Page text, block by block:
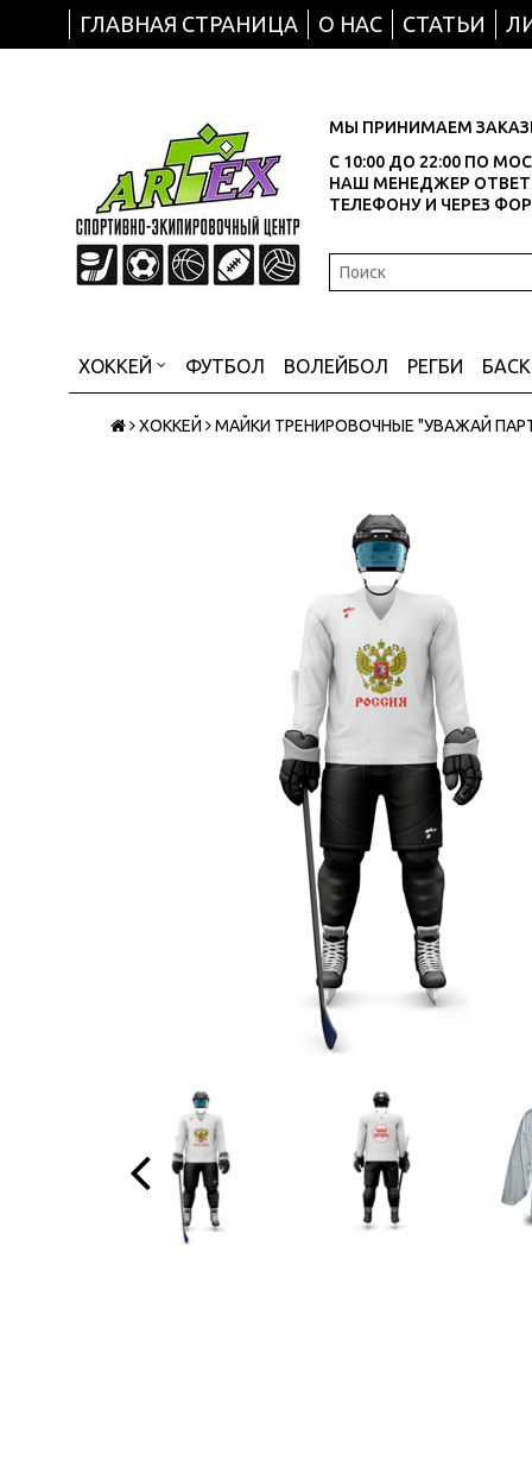
ГЛАВНАЯ СТРАНИЦА О НАС СТАТЬИ
МЫ ПРИНИМАЕМ
С 10:00 ДО 22:00 ПО
НАШ МЕНЕДЖЕР
ТЕЛЕФОНУ И ЧЕРЕЗ
ХОККЕЙ ФУТБОЛ ВОЛЕЙБОЛ РЕГБИ
ХОККЕЙ МАЙКИ ТРЕНИРОВОЧНЫЕ "УВАЖАЙ